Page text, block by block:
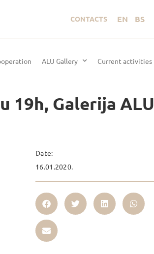
CONTACTS EN BS
ALU Gallery Current activities
19h, Galerija ALU
Date:
16.01.2020.